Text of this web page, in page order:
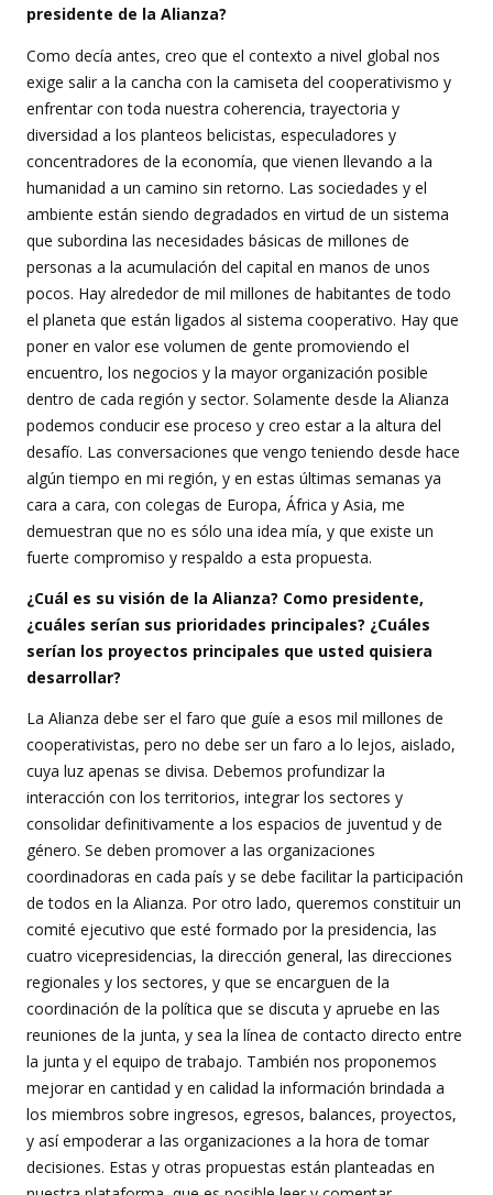
presidente de la Alianza?
Como decía antes, creo que el contexto a nivel global nos
exige salir a la cancha con la camiseta del cooperativismo y
enfrentar con toda nuestra coherencia, trayectoria y
diversidad a los planteos belicistas, especuladores y
concentradores de la economía, que vienen llevando a la
humanidad a un camino sin retorno. Las sociedades y el
ambiente están siendo degradados en virtud de un sistema
que subordina las necesidades básicas de millones de
personas a la acumulación del capital en manos de unos
pocos. Hay alrededor de mil millones de habitantes de todo
el planeta que están ligados al sistema cooperativo. Hay que
poner en valor ese volumen de gente promoviendo el
encuentro, los negocios y la mayor organización posible
dentro de cada región y sector. Solamente desde la Alianza
podemos conducir ese proceso y creo estar a la altura del
desafío. Las conversaciones que vengo teniendo desde hace
algún tiempo en mi región, y en estas últimas semanas ya
cara a cara, con colegas de Europa, África y Asia, me
demuestran que no es sólo una idea mía, y que existe un
fuerte compromiso y respaldo a esta propuesta.
¿Cuál es su visión de la Alianza? Como presidente,
¿cuáles serían sus prioridades principales? ¿Cuáles
serían los proyectos principales que usted quisiera
desarrollar?
La Alianza debe ser el faro que guíe a esos mil millones de
cooperativistas, pero no debe ser un faro a lo lejos, aislado,
cuya luz apenas se divisa. Debemos profundizar la
interacción con los territorios, integrar los sectores y
consolidar definitivamente a los espacios de juventud y de
género. Se deben promover a las organizaciones
coordinadoras en cada país y se debe facilitar la participación
de todos en la Alianza. Por otro lado, queremos constituir un
comité ejecutivo que esté formado por la presidencia, las
cuatro vicepresidencias, la dirección general, las direcciones
regionales y los sectores, y que se encarguen de la
coordinación de la política que se discuta y apruebe en las
reuniones de la junta, y sea la línea de contacto directo entre
la junta y el equipo de trabajo. También nos proponemos
mejorar en cantidad y en calidad la información brindada a
los miembros sobre ingresos, egresos, balances, proyectos,
y así empoderar a las organizaciones a la hora de tomar
decisiones. Estas y otras propuestas están planteadas en